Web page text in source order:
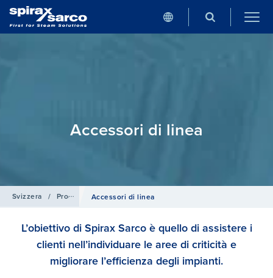
Accesso​​ri​ di linea
Svizzera / Prodotti e SistemiAccesso​​ri​ di linea
L’obiettivo di Spirax Sarco è quello di assistere i
clienti nell’individuare le aree di criticità e
migliorare l’efficienza degli impianti.